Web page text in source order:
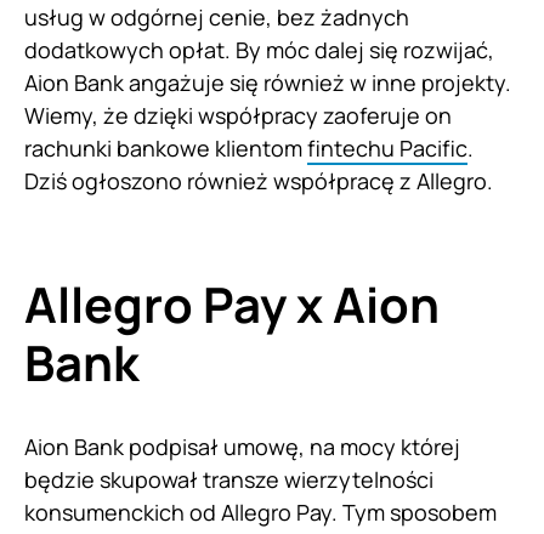
usług w odgórnej cenie, bez żadnych
dodatkowych opłat. By móc dalej się rozwijać,
Aion Bank angażuje się również w inne projekty.
Wiemy, że dzięki współpracy zaoferuje on
rachunki bankowe klientomfintechu Pacific.
Dziś ogłoszono również współpracę z Allegro.
Allegro Pay x Aion
Bank
Aion Bank podpisał umowę, na mocy której
będzie skupował transze wierzytelności
konsumenckich od Allegro Pay. Tym sposobem